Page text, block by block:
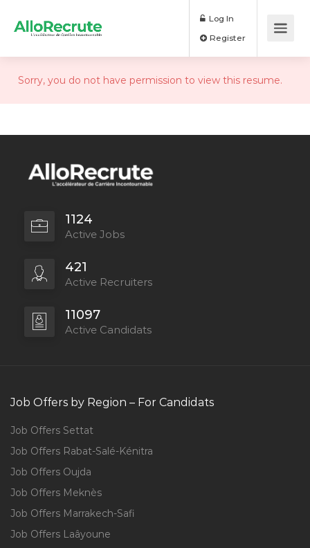
Log In
Sorry, you do not have permission to view this resume.
1124
Active Jobs
421
Active Recruiters
11097
Active Candidats
Job Offers by Region – For Candidats
Job Offers Settat
Job Offers Rabat-Salé-Kénitra
Job Offers Oujda
Job Offers Meknès
Job Offers Marrakech-Safi
Job Offers Laâyoune